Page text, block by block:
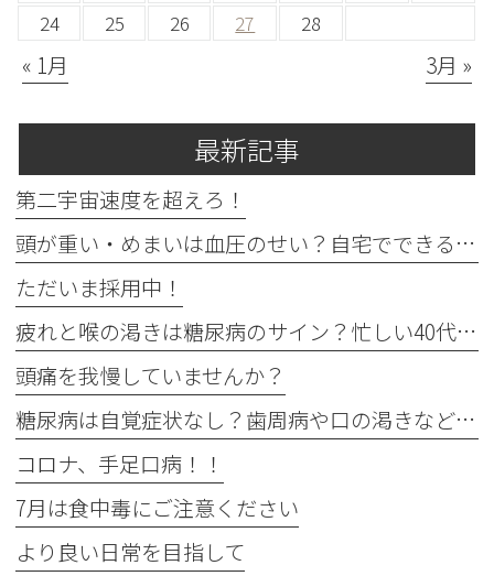
24 25 26 27 28
« 1月 3月 »
最新記事
第二宇宙速度を超えろ！
頭が重い・めまいは血圧のせい？自宅でできる確認法と受診目安
ただいま採用中！
疲れと喉の渇きは糖尿病のサイン？忙しい40代の受診目安
頭痛を我慢していませんか？
糖尿病は自覚症状なし？歯周病や口の渇きなど初期サイン5つと数値
コロナ、手足口病！！
7月は食中毒にご注意ください
より良い日常を目指して